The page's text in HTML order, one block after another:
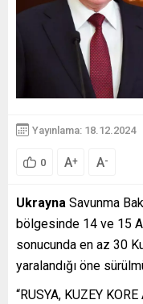
Yayınlama: 18.12.2024
0 A+ A-
Ukrayna Savunma
bölgesinde 14 ve 15
sonucunda en az 30
yaralandığı öne
“RUSYA, KUZEY